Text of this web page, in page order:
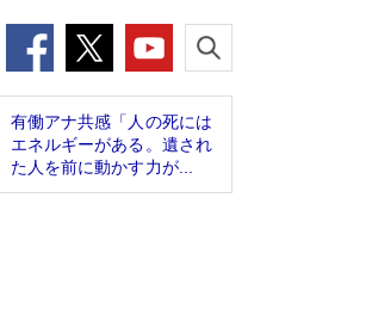
有働アナ共感「人の死には
エネルギーがある。遺され
た人を前に動かす力が...